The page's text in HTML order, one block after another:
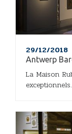
29/12/2018
Antwerp
La Maison